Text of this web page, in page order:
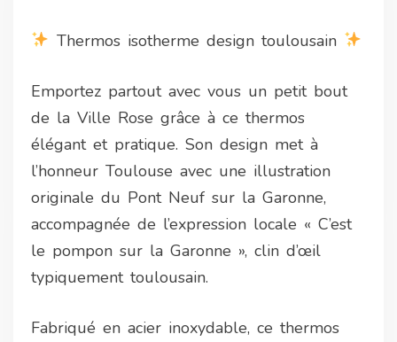
Thermos isotherme design toulousain
Emportez partout avec vous un petit bout
de la Ville Rose grâce à ce thermos
élégant et pratique. Son design met à
l’honneur Toulouse avec une illustration
originale du Pont Neuf sur la Garonne,
accompagnée de l’expression locale « C’est
le pompon sur la Garonne », clin d’œil
typiquement toulousain.
Fabriqué en acier inoxydable, ce thermos